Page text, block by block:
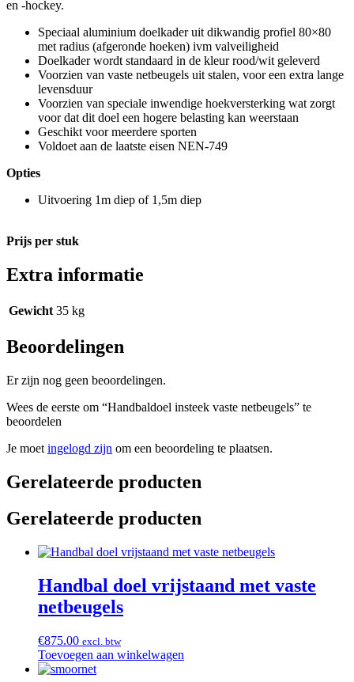
en -hockey.
Speciaal aluminium doelkader uit dikwandig profiel 80×80
met radius (afgeronde hoeken) ivm valveiligheid
Doelkader wordt standaard in de kleur rood/wit geleverd
Voorzien van vaste netbeugels uit stalen, voor een extra lange
levensduur
Voorzien van speciale inwendige hoekversterking wat zorgt
voor dat dit doel een hogere belasting kan weerstaan
Geschikt voor meerdere sporten
Voldoet aan de laatste eisen NEN-749
Opties
Uitvoering 1m diep of 1,5m diep
Prijs per stuk
Extra informatie
Gewicht 35 kg
Beoordelingen
Er zijn nog geen beoordelingen.
Wees de eerste om “Handbaldoel insteek vaste netbeugels” te
beoordelen
Je moet ingelogd zijn om een beoordeling te plaatsen.
Gerelateerde producten
Gerelateerde producten
Handbal doel vrijstaand met vaste
netbeugels
€875.00 excl. btw
Toevoegen aan winkelwagen